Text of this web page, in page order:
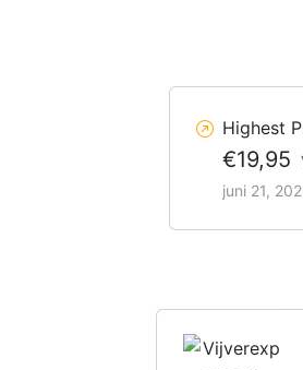
Highest
€19,95
juni 21,